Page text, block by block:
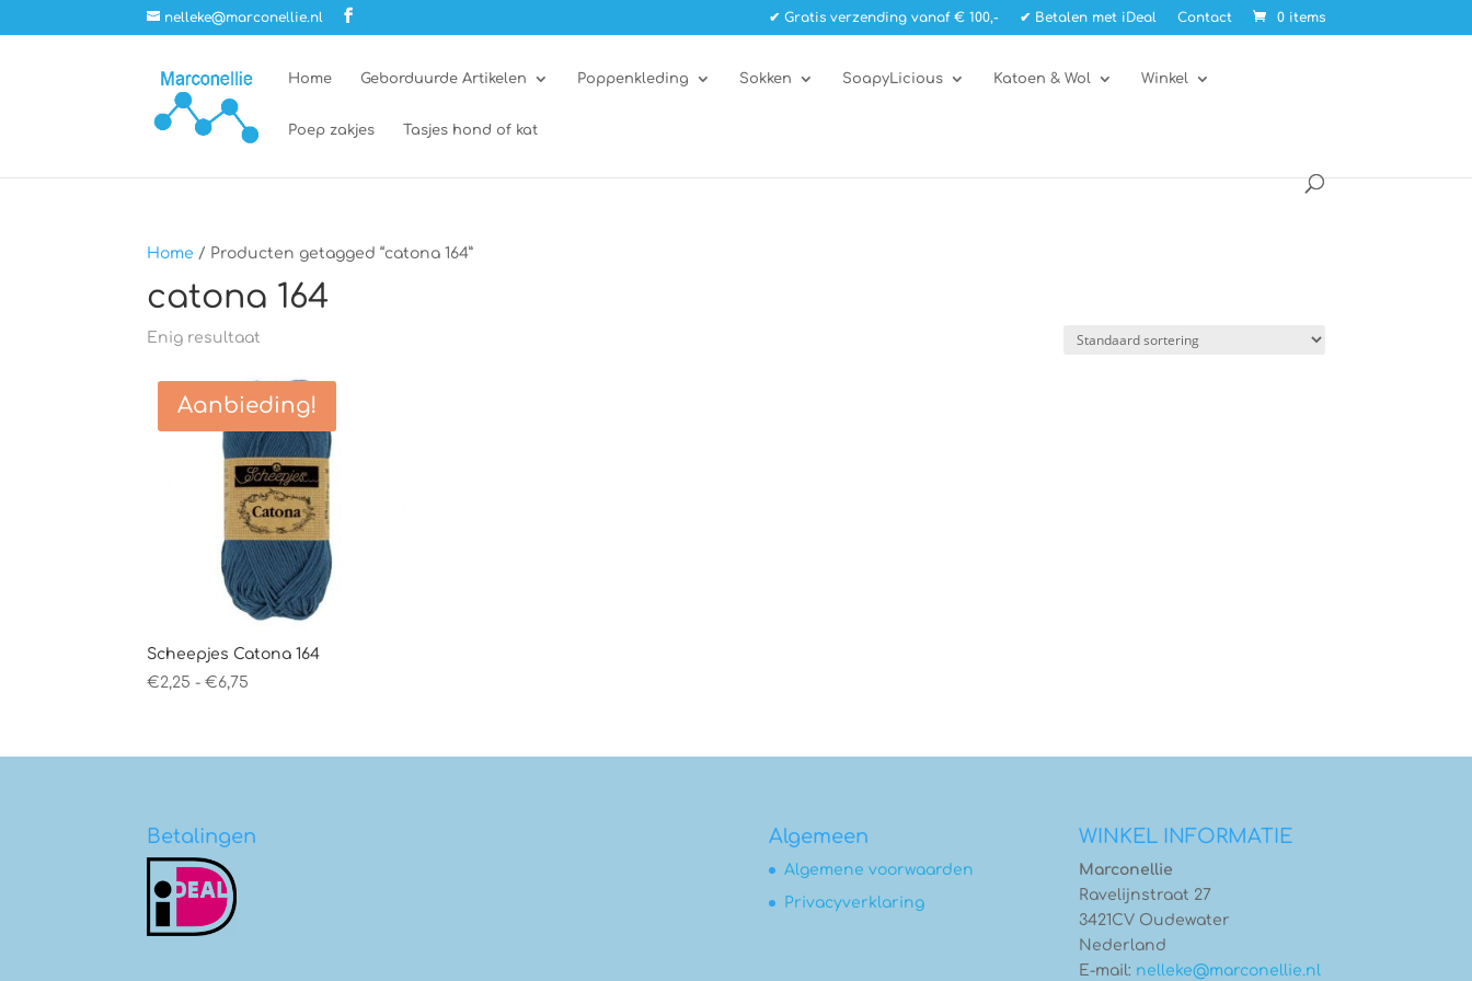
nelleke@marconellie.nl ✔ Gratis verzending vanaf € 100,- ✔ Betalen met iDeal Contact 0 items
Home Geborduurde Artikelen Poppenkleding Sokken SoapyLicious Katoen & Wol Winkel
Poep zakjes Tasjes hond of kat
Home / Producten getagged “catona 164”
catona 164
Enig resultaat
Aanbieding!
Scheepjes Catona 164
€2,25 - €6,75
€6,75
Betalingen Algemeen
Algemene voorwaarden
Privacyverklaring
WINKEL INFORMATIE
Marconellie
Ravelijnstraat 27
3421CV Oudewater
Nederland
E-mail: nelleke@marconellie.nl